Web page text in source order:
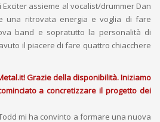
assieme al vocalist/drummer Dan
una ritrovata energia e voglia di fare
band e sopratutto la personalità di
il piacere di fare quattro chiacchere
Grazie della disponibilità. Iniziamo
a concretizzare il progetto dei
mi ha convinto a formare una nuova